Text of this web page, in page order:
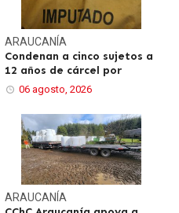
ARAUCANÍA
Condenan a cinco sujetos a
12 años de cárcel por
06 agosto, 2026
ARAUCANÍA